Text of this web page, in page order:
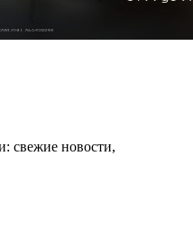
свежие новости,